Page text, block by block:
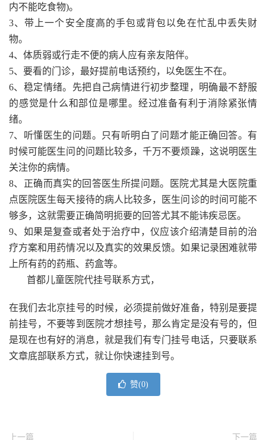
内不能吃食物)。
3、带上一个安全度高的手包或背包以免在忙乱中丢失财
物。
4、体质弱或行走不便的病人应有亲友陪伴。
5、要看的门诊，最好提前电话预约，以免医生不在。
6、稳定情绪。先把自己病情进行初步整理，明确最不舒服
的感觉是什么和部位是哪里。经过准备有利于消除紧张情
绪。
7、听懂医生的问题。只有听明白了问题才能正确回答。有
时候可能医生问的问题比较多，千万不要烦躁，这说明医生
关注你的病情。
8、正确而真实的回答医生所提问题。医院尤其是大医院重
点医院医生每天接待的病人比较多，医生问诊的时间可能不
够多，这就需要正确简明扼要的回答尤其不能讳疾忌医。
9、如果是复查或者处于治疗中，仪应该介绍清楚目前的治
疗方案和用药情况以及真实的效果反馈。如果记录困难就带
上所有药的药瓶、药盒等。
首都儿童医院代挂号联系方式，
在我们去北京挂号的时候，必须提前做好准备，特别是要提
前挂号，不要等到医院才想挂号，那么肯定是没有号的，但
是现在也有好的消息，就是我们有专门挂号电话，只要联系
文章底部联系方式，就让你快速挂到号。
赞(0)
上一篇 下一篇